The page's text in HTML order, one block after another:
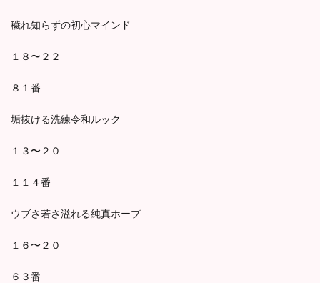
穢れ知らずの初心マインド
１８〜２２
８１番
垢抜ける洗練令和ルック
１３〜２０
１１４番
ウブさ若さ溢れる純真ホープ
１６〜２０
６３番